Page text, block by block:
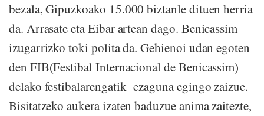
bezala, Gipuzkoako 15.000 biztanle dituen herria
da. Arrasate eta Eibar artean dago. Benicassim
izugarrizko toki polita da. Gehienoi udan egoten
den FIB(Festibal Internacional de Benicassim)
delako festibalarengatik ezaguna egingo zaizue.
Bisitatzeko aukera izaten baduzue anima zaitezte,